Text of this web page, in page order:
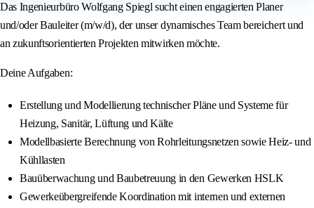
Das Ingenieurbüro Wolfgang Spiegl sucht einen engagierten Planer
und/oder Bauleiter (m/w/d), der unser dynamisches Team bereichert und
an zukunftsorientierten Projekten mitwirken möchte.
Deine Aufgaben:
Erstellung und Modellierung technischer Pläne und Systeme für
Heizung, Sanitär, Lüftung und Kälte
Modellbasierte Berechnung von Rohrleitungsnetzen sowie Heiz- und
Kühllasten
Bauüberwachung und Baubetreuung in den Gewerken HSLK
Gewerkeübergreifende Koordination mit internen und externen